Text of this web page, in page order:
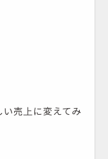
い売上に変えてみ